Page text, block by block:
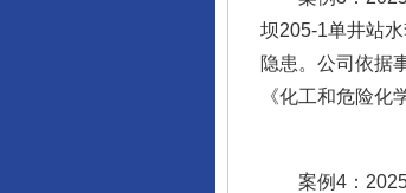
坝205-1单井站
隐患。公司依据
《化工和危险
案例4：2025